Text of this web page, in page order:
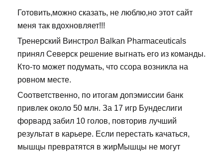
Готовить,можно сказать, не люблю,но этот сайт
меня так вдохновляет!!!
Тренерский Винстрол Balkan Pharmaceuticals
принял Северск решение выгнать его из команды.
Кто-то может подумать, что ссора возникла на
ровном месте.
Соответственно, по итогам допэмиссии банк
привлек около 50 млн. За 17 игр Бундеслиги
форвард забил 10 голов, повторив лучший
результат в карьере. Если перестать качаться,
мышцы превратятся в жирМышцы не могут